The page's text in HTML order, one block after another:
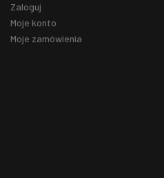
Zaloguj
Moje konto
Moje zamówienia